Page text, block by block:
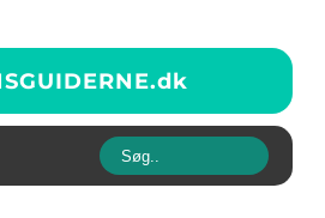
dk